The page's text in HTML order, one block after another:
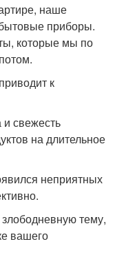
наше
приборы.
которые мы по
к
и свежесть
на длительное
неприятных
тему,
вашего